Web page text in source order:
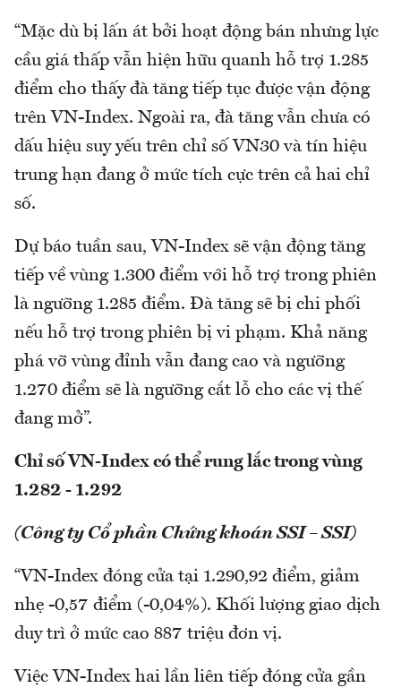
“Mặc dù bị lấn át bởi hoạt động bán nhưng lực
cầu giá thấp vẫn hiện hữu quanh hỗ trợ 1.285
điểm cho thấy đà tăng tiếp tục được vận động
trên VN-Index. Ngoài ra, đà tăng vẫn chưa có
dấu hiệu suy yếu trên chỉ số VN30 và tín hiệu
trung hạn đang ở mức tích cực trên cả hai chỉ
số.
Dự báo tuần sau, VN-Index sẽ vận động tăng
tiếp về vùng 1.300 điểm với hỗ trợ trong phiên
là ngưỡng 1.285 điểm. Đà tăng sẽ bị chi phối
nếu hỗ trợ trong phiên bị vi phạm. Khả năng
phá vỡ vùng đỉnh vẫn đang cao và ngưỡng
1.270 điểm sẽ là ngưỡng cắt lỗ cho các vị thế
đang mở”.
Chỉ số VN-Index có thể rung lắc trong vùng
1.282 - 1.292
(Công ty Cổ phần Chứng khoán SSI – SSI)
“VN-Index đóng cửa tại 1.290,92 điểm, giảm
nhẹ -0,57 điểm (-0,04%). Khối lượng giao dịch
duy trì ở mức cao 887 triệu đơn vị.
Việc VN-Index hai lần liên tiếp đóng cửa gần